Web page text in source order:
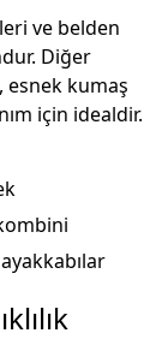
ve belden
Diğer
kumaş
için idealdir.